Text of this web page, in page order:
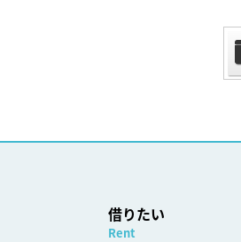
借りたい
Rent